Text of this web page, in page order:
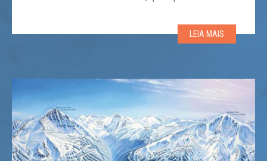
durante as temporadas de ski, é um dos públicos mais
LEIA MAIS